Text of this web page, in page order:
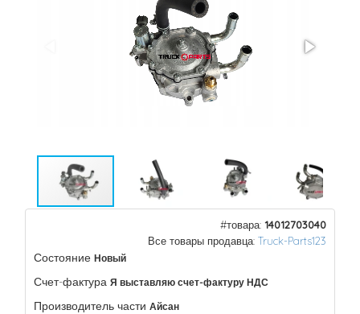
#товара: 14012703040
Все товары продавца: Truck-Parts123
Состояние Новый
Счет-фактура Я выставляю счет-фактуру НДС
Производитель части Айсан